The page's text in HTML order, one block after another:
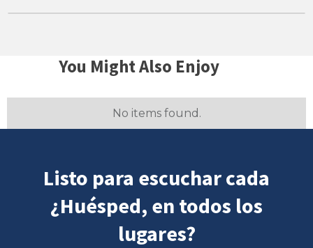
You Might Also Enjoy
No items found.
Listo para escuchar cada
¿Huésped, en todos los
lugares?